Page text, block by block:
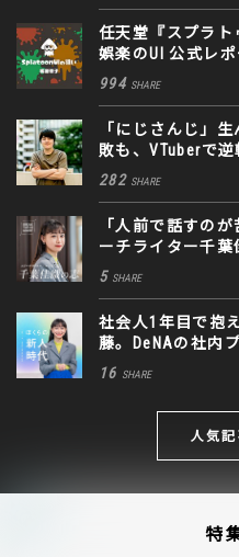
任天堂『スプラト
娯楽のUI 公式レ
994 SHARE
「にじさんじ」
敗も、VTuberで逆
282 SHARE
「人前で話すの
ーチライター千
に込めた思い
5 SHARE
社会人1年目で抱
藤。DeNAの社内
生きる道
16 SHARE
人気
特